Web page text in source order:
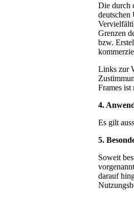
Die durch
deutschen
Grenzen
bzw.
Links zur
Frames
4.
Es gilt
5.
Soweit
darauf